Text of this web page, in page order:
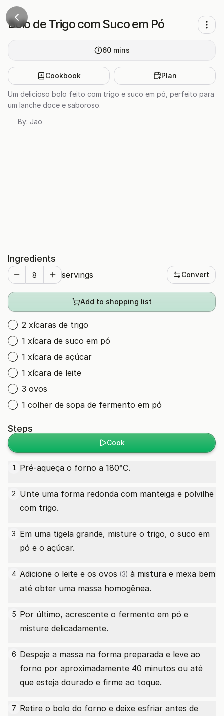
Bolo de Trigo com Suco em Pó
60 mins
Cookbook Plan
Um delicioso bolo feito com trigo e suco em pó, perfeito para
um lanche doce e saboroso.
By: Jao
Ingredients
servings Convert
Add to shopping list
2 xícaras de trigo
1 xícara de suco em pó
1 xícara de açúcar
1 xícara de leite
3 ovos
1 colher de sopa de fermento em pó
Steps
Cook
1 Pré-aqueça o forno a 180°C.
2 Unte uma forma redonda com manteiga e polvilhe
com trigo.
3 Em uma tigela grande, misture o trigo, o suco em
pó e o açúcar.
4 Adicione o leite e os ovos (3) à mistura e mexa bem
até obter uma massa homogênea.
5 Por último, acrescente o fermento em pó e
misture delicadamente.
6 Despeje a massa na forma preparada e leve ao
forno por aproximadamente 40 minutos ou até
que esteja dourado e firme ao toque.
7 Retire o bolo do forno e deixe esfriar antes de